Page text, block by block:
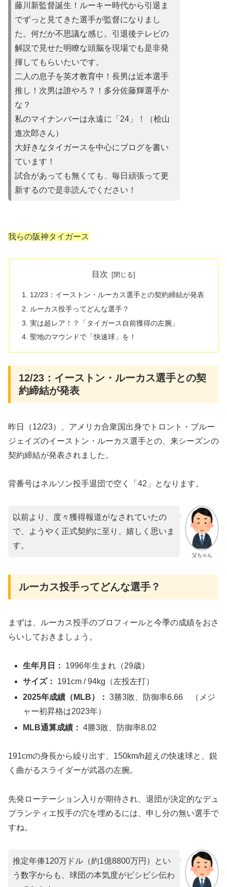
藤川新監督誕生！ルーキー時代から引退ま
でずっと見てきた選手が監督になりまし
た。何だか不思議な感じ。引退後テレビの
解説で見せた明瞭な頭脳を現場でも是非発
揮してもらいたいです。
二人の息子を英才教育中！長男は近本選手
推し！次男は誰やろ？！多分佐藤輝選手か
な？
私のマイナンバーは永遠に「24」！（桧山
進次郎さん）
大好きなタイガースを中心にブログを書い
ています！
試合があって も無くても、毎日頑張って更
新するので是非読んでください！
我らの阪神タイガース
目次
12/23：イーストン・ルーカス選手との契約締結が発表
ルーカス投手ってどんな選手？
実は超レア！？「タイガース自前獲得の左腕」
聖地のマウンドで「快速球」を！
12/23：イーストン・ルーカス選手との契
約締結が発表
昨日（12/23）、アメリカ合衆国出身でトロント・ブルー
ジェイズのイーストン・ルーカス選手との、来シーズンの
契約締結が発表されました。
背番号はネルソン投手退団で空く「42」となります。
父ちゃん
以前より、度々獲得報道がなされていたの
で、ようやく正式契約に至り、嬉しく思いま
す。
ルーカス投手ってどんな選手？
まずは、ルーカス投手のプロフィールと今季の成績をおさ
らいしておきましょう。
生年月日：
1996年生まれ（29歳）
サイズ：
191cm / 94kg（左投左打）
2025年成績（MLB）： 3勝3敗、防御率6.66 （メジ
ャー初昇格は2023年）
MLB通算成績： 4勝3敗、防御率8.02
191cmの身長から繰り出す、150km/h超えの快速球と、鋭
く曲がるスライダーが武器の左腕。
先発ローテーション入りが期待され、退団が決定的なデュ
プランティエ投手の穴を埋めるには、申し分の無い選手で
すね。
推定年俸120万ドル（約1億8800万円）とい
う数字からも、球団の本気度がビシビシ伝わ